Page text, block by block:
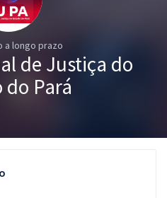
a longo prazo
de Justiça do
do Pará